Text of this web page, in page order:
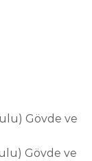
Gövde ve
Gövde ve